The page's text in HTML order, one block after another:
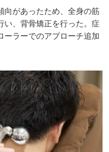
向があったため、全身の筋
い、背骨矯正を行った。症
ーラーでのアプローチ追加